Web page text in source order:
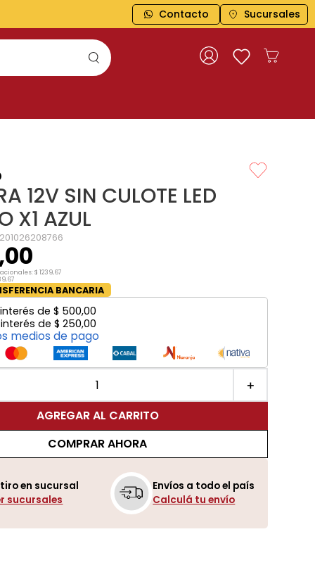
Contacto Sucursales
12V SIN CULOTE LED
X1 AZUL
,00
$ 1239,67
,67
BANCARIA
de $ 500,00
de $ 250,00
medios de pago
＋
AGREGAR AL CARRITO
COMPRAR AHORA
en sucursal
sucursales
Envíos a todo el país
Calculá tu envío